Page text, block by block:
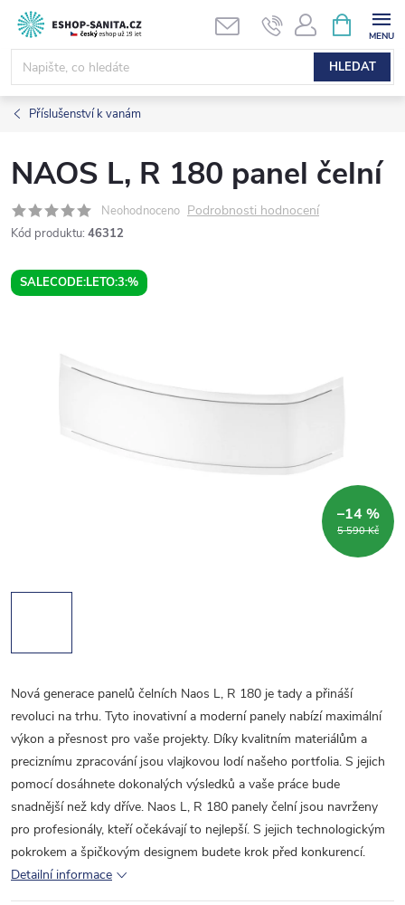
Přejít
obsah
HLEDAT
NÁKUPNÍ
KOŠÍK
Příslušenství k vanám
NAOS L, R 180 panel čelní
Neohodnoceno Podrobnosti hodnocení
Kód produktu: 46312
SALECODE:LETO:3:%
5 590 Kč
–14 %
Nová generace panelů čelních Naos L, R 180 je tady a přináší
revoluci na trhu. Tyto inovativní a moderní panely nabízí maximální
výkon a přesnost pro vaše projekty. Díky kvalitním materiálům a
preciznímu zpracování jsou vlajkovou lodí našeho portfolia. S jejich
pomocí dosáhnete dokonalých výsledků a vaše práce bude
snadnější než kdy dříve. Naos L, R 180 panely čelní jsou navrženy
pro profesionály, kteří očekávají to nejlepší. S jejich technologickým
pokrokem a špičkovým designem budete krok před konkurencí.
Detailní informace